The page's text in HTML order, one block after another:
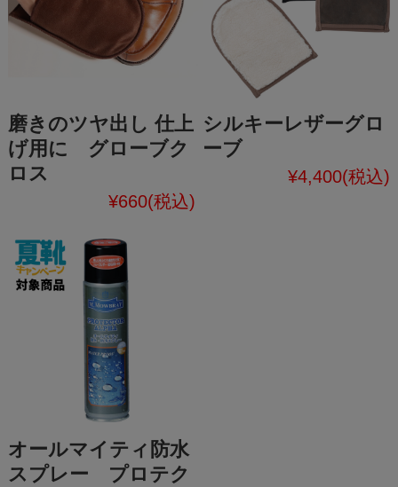
磨きのツヤ出し 仕上
げ用に グローブク
ロス
¥660(税込)
シルキーレザーグロ
ーブ
¥4,400(税込)
オールマイティ防水
スプレー プロテク